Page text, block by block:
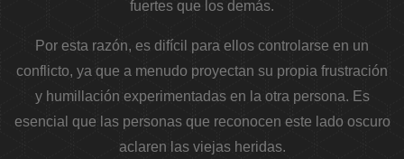
fuertes que los demás.
Por esta razón, es difícil para ellos controlarse en un
conflicto, ya que a menudo proyectan su propia frustración
y humillación experimentadas en la otra persona. Es
esencial que las personas que reconocen este lado oscuro
aclaren las viejas heridas.